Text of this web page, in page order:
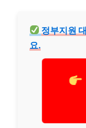
정부지원
요.